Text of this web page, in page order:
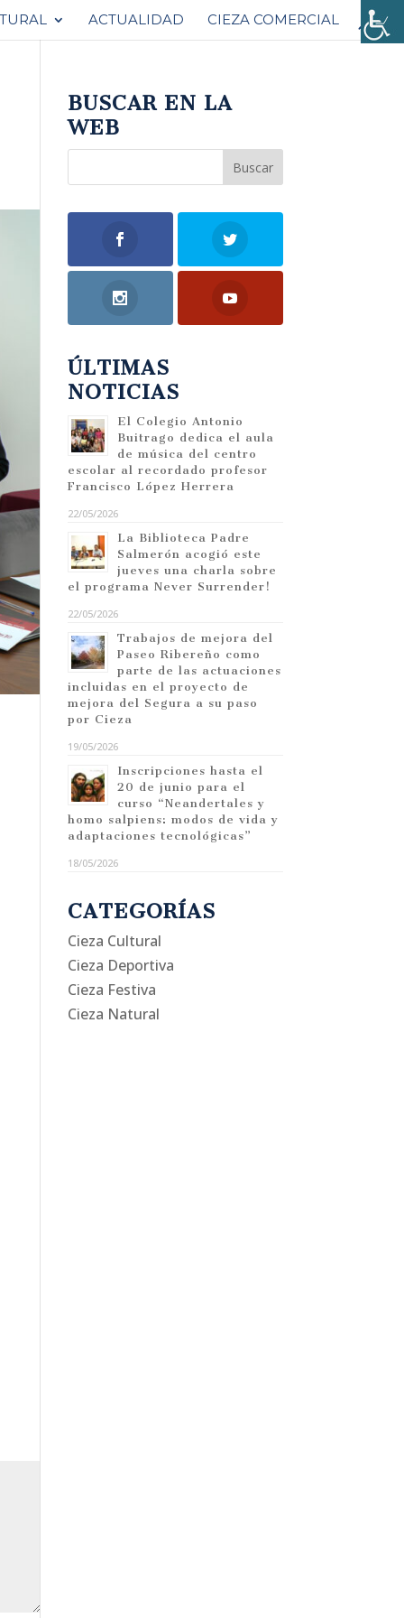
ACTUALIDAD CIEZA COMERCIAL
BUSCAR EN LA
WEB
ÚLTIMAS
NOTICIAS
El Colegio Antonio
Buitrago dedica el aula
de música del centro
escolar al recordado profesor
Francisco López Herrera
22/05/2026
La Biblioteca Padre
Salmerón acogió este
jueves una charla sobre
el programa Never Surrender!
22/05/2026
Trabajos de mejora del
Paseo Ribereño como
parte de las actuaciones
incluidas en el proyecto de
mejora del Segura a su paso
por Cieza
19/05/2026
Inscripciones hasta el
20 de junio para el
curso “Neandertales y
homo salpiens: modos de vida y
adaptaciones tecnológicas”
18/05/2026
CATEGORÍAS
Cieza Cultural
Cieza Deportiva
Cieza Festiva
Cieza Natural